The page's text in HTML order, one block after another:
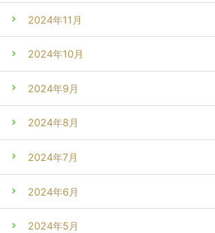
2024年11月
2024年10月
2024年9月
2024年8月
2024年7月
2024年6月
2024年5月